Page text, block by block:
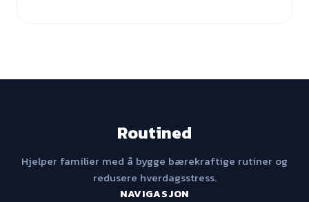
Routined
Hjelper familier med å bygge bærekraftige rutiner og
redusere hverdagsstress.
NAVIGASJON